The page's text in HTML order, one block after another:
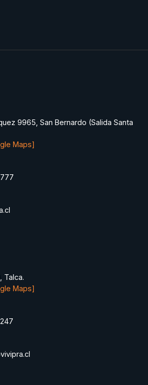
9965, San Bernardo (Salida Santa
Maps]
Talca.
Maps]